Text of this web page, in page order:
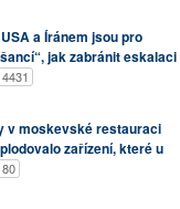
a Íránem jsou pro
jak zabránit eskalaci
4431
v moskevské restauraci
zařízení, které u